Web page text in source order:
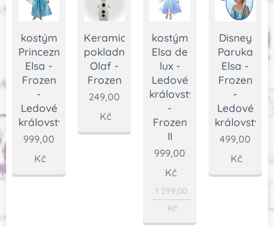
kostým
Princezna
Elsa -
Frozen
-
Ledové
království
999,00
Kč
Keramická
pokladnička
Olaf -
Frozen
249,00
Kč
kostým
Elsa de
lux -
Ledové
království
-
Frozen
II
999,00
Kč
1 299,00
Kč
Disney
Paruka
Elsa -
Frozen
-
Ledové
království
499,00
Kč